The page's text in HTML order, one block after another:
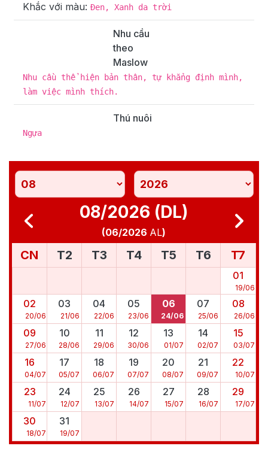
Khắc với màu: Đen, Xanh da trời
Nhu cầu
theo
Maslow
Nhu cầu thể hiện bản thân, tự khẳng định mình,
làm việc mình thích.
Thú nuôi
Ngựa
08/2026 (DL)
(06/2026 AL)
CN T2 T3 T4 T5 T6 T7
01
19/06
02
20/06
03
21/06
04
22/06
05
23/06
06
24/06
07
25/06
08
26/06
09
27/06
10
28/06
11
29/06
12
30/06
13
01/07
14
02/07
15
03/07
16
04/07
17
05/07
18
06/07
19
07/07
20
08/07
21
09/07
22
10/07
23
11/07
24
12/07
25
13/07
26
14/07
27
15/07
28
16/07
29
17/07
30
18/07
31
19/07